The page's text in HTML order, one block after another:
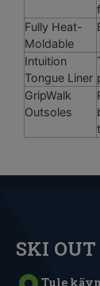
Fully Heat-
Moldable
Intuition
Tongue Liner
GripWalk
Outsoles
SKI
Tule